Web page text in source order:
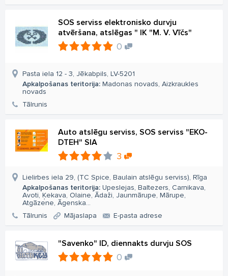
SOS serviss elektronisko durvju
atvēršana, atslēgas " IK "M. V. Vīčs"
0
Pasta iela 12 - 3, Jēkabpils, LV-5201
Apkalpošanas teritorija: Madonas novads, Aizkraukles
novads
Tālrunis
Auto atslēgu serviss, SOS serviss "EKO-
DTEH" SIA
3
Lielirbes iela 29, (TC Spice, Baulain atslēgu serviss), Rīga
Apkalpošanas teritorija: Upeslejas, Baltezers, Carnikava,
Avoti, Ķekava, Olaine, Ādaži, Jaunmārupe, Mārupe,
Atgāzene, Āgenska...
Tālrunis
Mājaslapa E-pasta adrese
"Savenko" ID, diennakts durvju SOS
0